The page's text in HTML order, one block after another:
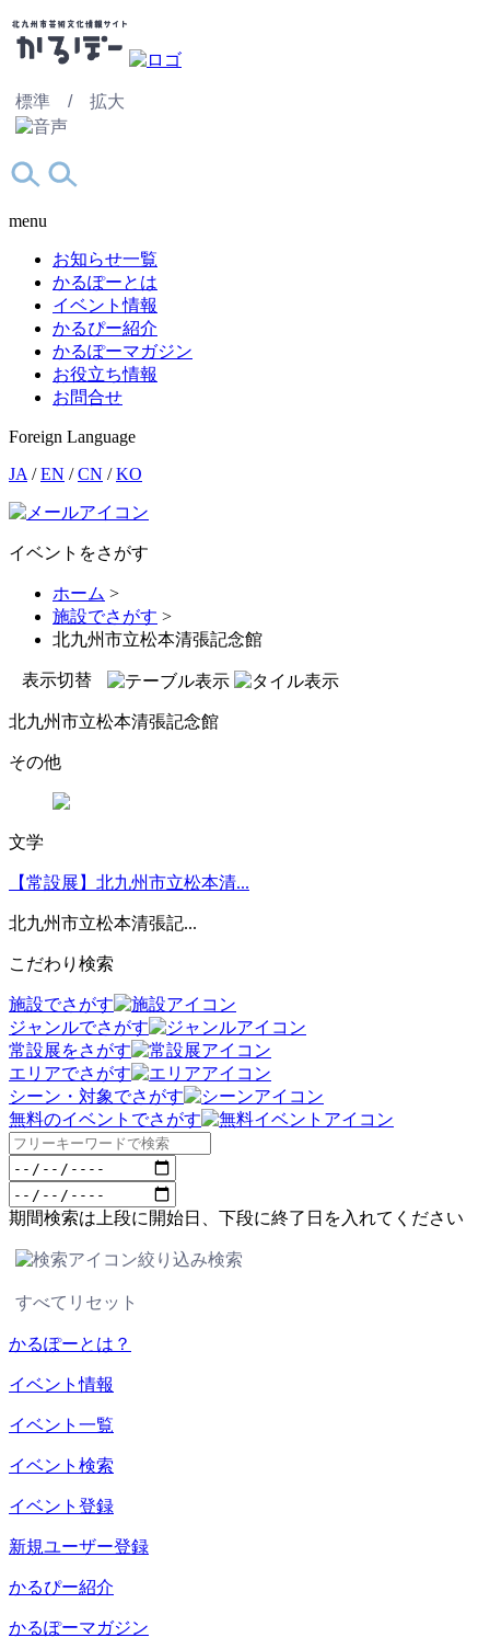
標準 / 拡大
menu
お知らせ一覧
かるぽーとは
イベント情報
かるぴー紹介
かるぽーマガジン
お役立ち情報
お問合せ
Foreign Language
JA /EN /CN /KO
イベントをさがす
ホーム >
施設でさがす >
北九州市立松本清張記念館
表示切替
北九州市立松本清張記念館
その他
文学
【常設展】北九州市立松本清...
北九州市立松本清張記...
こだわり検索
施設でさがす
ジャンルでさがす
常設展をさがす
エリアでさがす
シーン・対象でさがす
無料のイベントでさがす
期間検索は上段に開始日、下段に終了日を入れてください
絞り込み検索
すべてリセット
かるぽーとは？
イベント情報
イベント一覧
イベント検索
イベント登録
新規ユーザー登録
かるぴー紹介
かるぽーマガジン